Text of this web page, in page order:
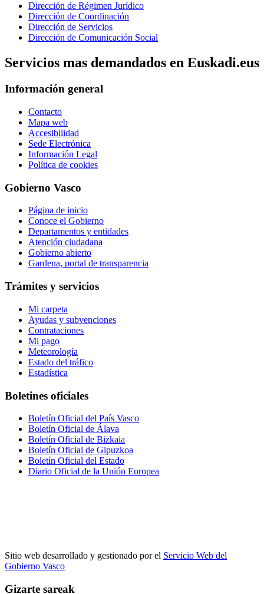
Dirección de Régimen Jurídico
Dirección de Coordinación
Dirección de Servicios
Dirección de Comunicación Social
Servicios mas demandados en Euskadi.eus
Información general
Contacto
Mapa web
Accesibilidad
Sede Electrónica
Información Legal
Política de cookies
Gobierno Vasco
Página de inicio
Conoce el Gobierno
Departamentos y entidades
Atención ciudadana
Gobierno abierto
Gardena, portal de transparencia
Trámites y servicios
Mi carpeta
Ayudas y subvenciones
Contrataciones
Mi pago
Meteorología
Estado del tráfico
Estadística
Boletines oficiales
Boletín Oficial del País Vasco
Boletín Oficial de Álava
Boletín Oficial de Bizkaia
Boletín Oficial de Gipuzkoa
Boletín Oficial del Estado
Diario Oficial de la Unión Europea
Sitio web desarrollado y gestionado por el Servicio Web del
Gobierno Vasco
Gizarte sareak